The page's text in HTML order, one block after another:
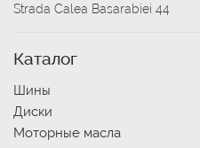
Strada Calea Basarabiei 44
Каталог
Шины
Диски
Моторные масла